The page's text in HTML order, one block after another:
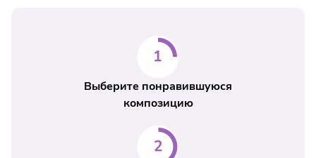
Выберите понравившуюся
композицию